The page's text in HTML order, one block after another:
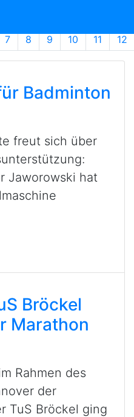
7 8 9 10 11 12
Badminton
freut sich über
Jaworowski hat
Bröckel
Marathon
Rahmen des
der
TuS Bröckel ging